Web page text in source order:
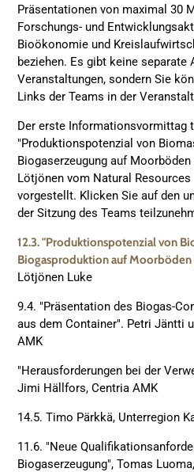
Präsentationen von maximal 30
Forschungs- und
Bioökonomie und
beziehen. Es gibt keine separate
Veranstaltungen, sondern Sie
Links der Teams in der
Der erste Informationsvormittag
"Produktionspotenzial von
Biogaserzeugung auf
Lötjönen vom Natural
vorgestellt. Klicken Sie auf den
der Sitzung des Teams
12.3. "Produktionspotenzial von
Biogasproduktion auf Moorböden
Lötjönen Luke
9.4. "Präsentation des Biogas-
aus dem Container". Petri Jäntti
AMK
"Herausforderungen bei der
Jimi Hällfors, Centria AMK
14.5. Timo Pärkkä, Unterregion
11.6. "Neue
Biogaserzeugung", Tomas